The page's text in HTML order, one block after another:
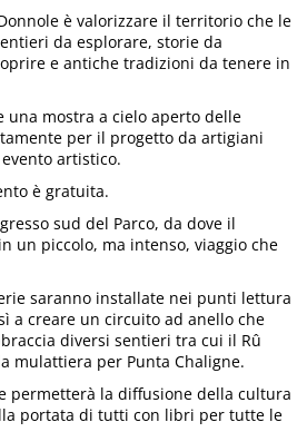
è valorizzare il territorio che le
da esplorare, storie da
e antiche tradizioni da tenere in
una mostra a cielo aperto delle
per il progetto da artigiani
artistico.
è gratuita.
sud del Parco, da dove il
un piccolo, ma intenso, viaggio che
saranno installate nei punti lettura
a creare un circuito ad anello che
diversi sentieri tra cui il Rû
mulattiera per Punta Chaligne.
permetterà la diffusione della cultura
portata di tutti con libri per tutte le